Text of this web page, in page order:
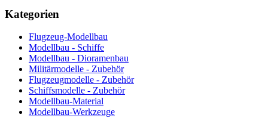
Kategorien
Flugzeug-Modellbau
Modellbau - Schiffe
Modellbau - Dioramenbau
Militärmodelle - Zubehör
Flugzeugmodelle - Zubehör
Schiffsmodelle - Zubehör
Modellbau-Material
Modellbau-Werkzeuge